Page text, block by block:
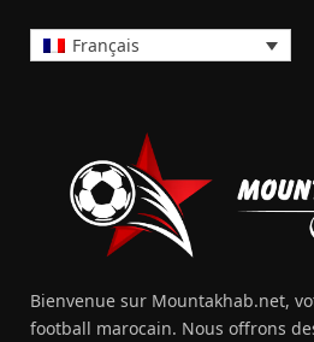
Français
Bienvenue sur Mountakhab.net,
football marocain. Nous offrons